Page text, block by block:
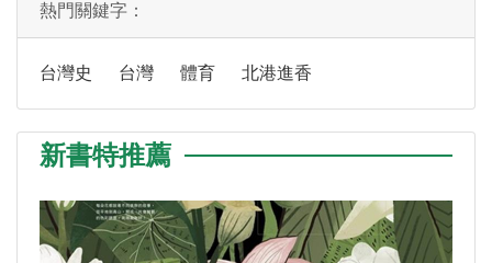
熱門關鍵字：
台灣史 台灣 體育 北港進香
新書特推薦